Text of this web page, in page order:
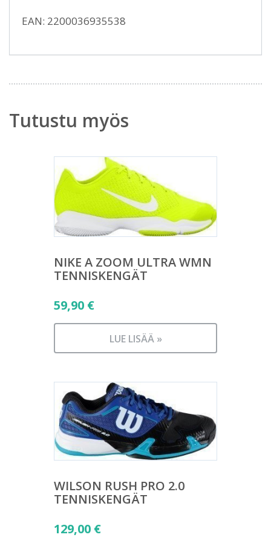
EAN: 2200036935538
Tutustu myös
NIKE A ZOOM ULTRA WMN
TENNISKENGÄT
59,90 €
LUE LISÄÄ »
WILSON RUSH PRO 2.0
TENNISKENGÄT
129,00 €